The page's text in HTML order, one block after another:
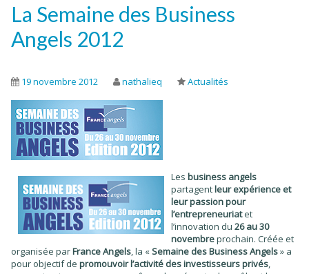
La Semaine des Business
Angels 2012
19 novembre 2012 nathalieq Actualités
Les business angels
partagentleur expérience et
leur passion pour
l’entrepreneuriatet
l’innovation du 26 au 30
novembreprochain. Créée et
organisée parFrance Angels, la «Semaine des Business Angels» a
pour objectif de promouvoir l’activité des investisseurs privés,